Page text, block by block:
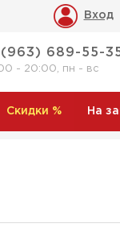
Вход
(963) 689-55-
- 20:00, пн - вс
Скидки % На